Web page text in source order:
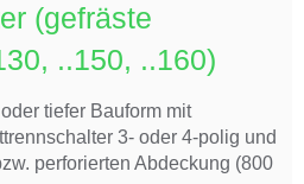
(gefräste
..150, ..160)
tiefer Bauform mit
3- oder 4-polig und
perforierten Abdeckung (800